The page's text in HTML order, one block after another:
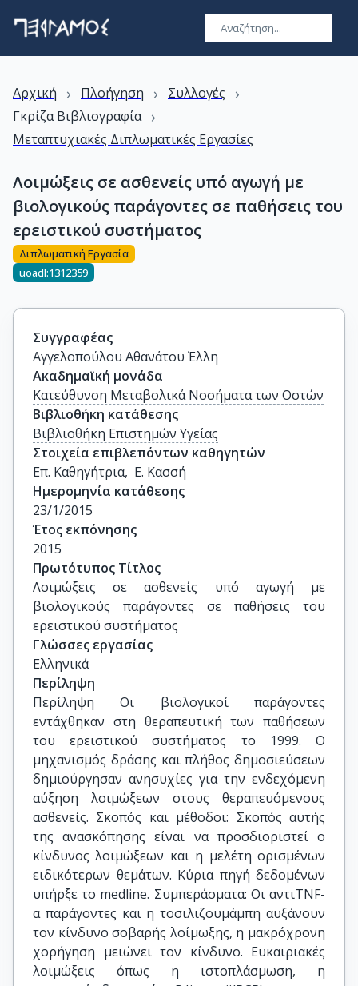
Αρχική › Πλοήγηση › Συλλογές ›
Γκρίζα Βιβλιογραφία ›
Μεταπτυχιακές Διπλωματικές Εργασίες
Λοιμώξεις σε ασθενείς υπό αγωγή με
βιολογικούς παράγοντες σε παθήσεις του
ερειστικού συστήματος
Διπλωματική Εργασία
uoadl:1312359
Συγγραφέας
Αγγελοπούλου Aθανάτου Έλλη
Ακαδημαϊκή μονάδα
Κατεύθυνση Μεταβολικά Νοσήματα των Οστών
Βιβλιοθήκη κατάθεσης
Βιβλιοθήκη Επιστημών Υγείας
Στοιχεία επιβλεπόντων καθηγητών
Επ. Καθηγήτρια,  Ε. Κασσή
Ημερομηνία κατάθεσης
23/1/2015
Έτος εκπόνησης
2015
Πρωτότυπος Τίτλος
Λοιμώξεις σε ασθενείς υπό αγωγή με
βιολογικούς παράγοντες σε παθήσεις του
ερειστικού συστήματος
Γλώσσες εργασίας
Ελληνικά
Περίληψη
Περίληψη Οι βιολογικοί παράγοντες
εντάχθηκαν στη θεραπευτική των παθήσεων
του ερειστικού συστήματος το 1999. Ο
μηχανισμός δράσης και πλήθος δημοσιεύσεων
δημιούργησαν ανησυχίες για την ενδεχόμενη
αύξηση λοιμώξεων στους θεραπευόμενους
ασθενείς. Σκοπός και μέθοδοι: Σκοπός αυτής
της ανασκόπησης είναι να προσδιοριστεί ο
κίνδυνος λοιμώξεων και η μελέτη ορισμένων
ειδικότερων θεμάτων. Κύρια πηγή δεδομένων
υπήρξε το medline. Συμπεράσματα: Οι αντιTNF-
α παράγοντες και η τοσιλιζουμάμπη αυξάνουν
τον κίνδυνο σοβαρής λοίμωξης, η μακρόχρονη
χορήγηση μειώνει τον κίνδυνο. Ευκαιριακές
λοιμώξεις όπως η ιστοπλάσμωση, η